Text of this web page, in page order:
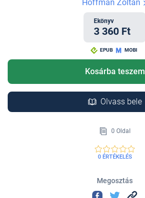
Hoffman Zoltán
Ekönyv
3 360 Ft
EPUB MOBI
Kosárba teszem
Olvass bele
0 Oldal
0 ÉRTÉKELÉS
Megosztás